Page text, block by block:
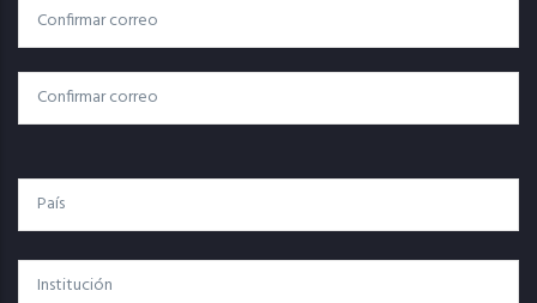
Correo
Electrónico
Correo Electrónico
Confirmar Correo
País
Institución